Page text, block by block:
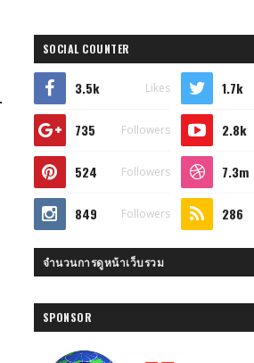
SOCIAL COUNTER
3.5k Likes 1.7k
735 Followers 2.8k
524 Followers 7.3m
849 Followers 286
จำนวนการดูหน้าเว็บรวม
SPONSOR